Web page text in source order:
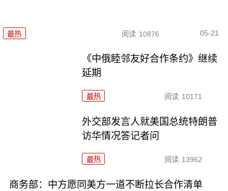
最热 阅读 10876 05-21
《中俄睦邻友好合作条约》继续
延期
最热 阅读 10171
外交部发言人就美国总统特朗普
访华情况答记者问
最热 阅读 13962
商务部：中方愿同美方一道不断拉长合作清单